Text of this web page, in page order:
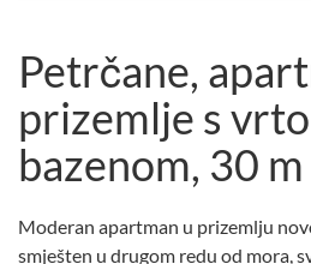
Petrčane,
prizemlje s
bazenom, 30
Moderan apartman u prizemlju
smješten u drugom redu od mora,